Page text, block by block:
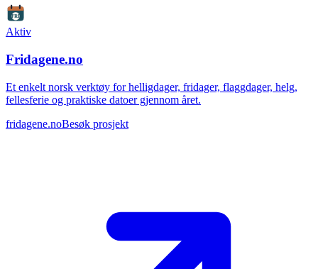
Aktiv
Fridagene.no
Et enkelt norsk verktøy for helligdager, fridager, flaggdager, helg,
fellesferie og praktiske datoer gjennom året.
fridagene.noBesøk prosjekt